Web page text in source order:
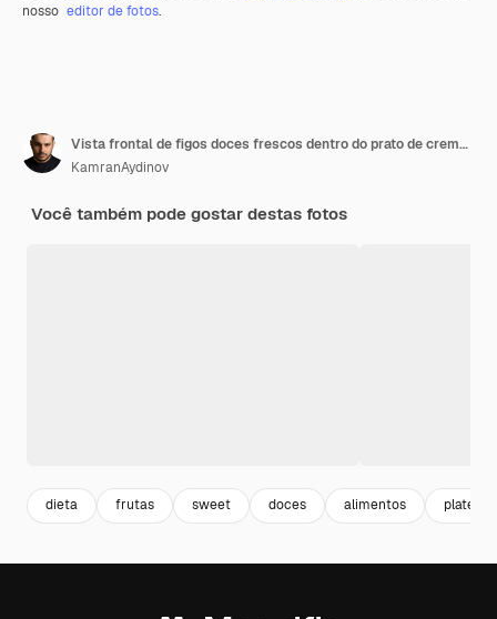
nosso editor de fotos.
Vista frontal de figos doces frescos dentro do prato de creme em fundo escuro, fruta escura foto sabor
KamranAydinov
Você também pode gostar destas fotos
dieta frutas sweet doces alimentos plate